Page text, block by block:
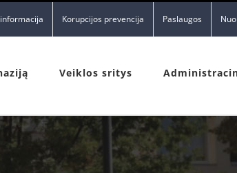
Korupcijos prevencija Paslaugos
Veiklos sritys